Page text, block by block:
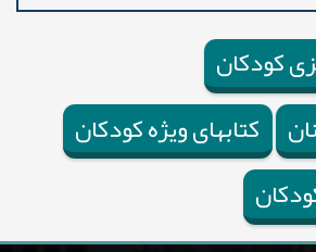
کودکان
کتابهای ویژه کودکان